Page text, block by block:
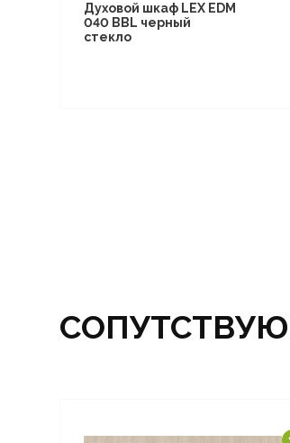
Духовой шкаф LEX EDM
040 BBL черный
стекло